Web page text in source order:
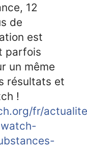
12
de
est
parfois
un même
résultats et
!
fr/